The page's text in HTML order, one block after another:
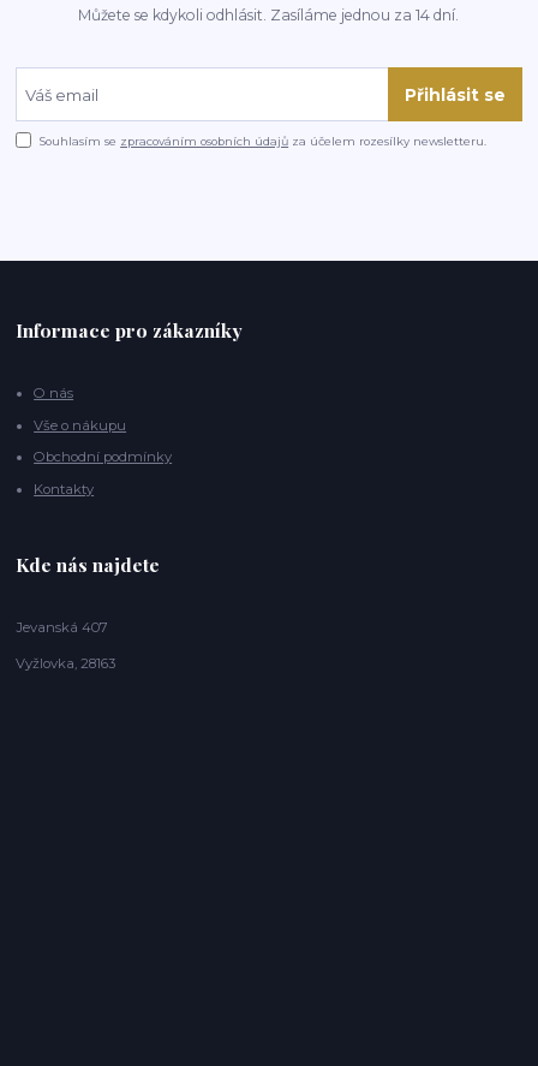
Můžete se kdykoli odhlásit. Zasíláme jednou za 14 dní.
Přihlásit se
Souhlasím se zpracováním osobních údajů za účelem rozesílky newsletteru.
Informace pro zákazníky
O nás
Vše o nákupu
Obchodní podmínky
Kontakty
Kde nás najdete
Jevanská 407
Vyžlovka, 28163